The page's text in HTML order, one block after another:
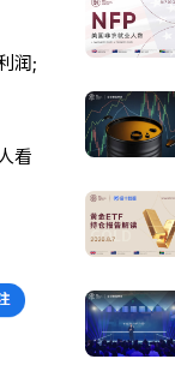
润;
看